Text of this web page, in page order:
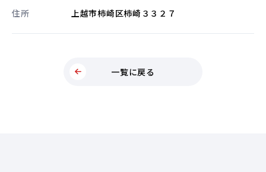
住所 上越市柿崎区柿崎３３２７
一覧に戻る